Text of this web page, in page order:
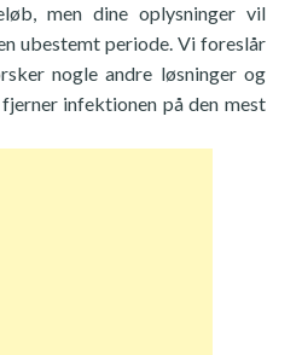
men dine oplysninger vil
ubestemt periode. Vi foreslår
nogle andre løsninger og
infektionen på den mest